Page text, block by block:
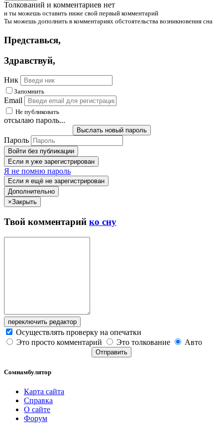
Толкований и комментариев нет
и ты можешь оставить ниже свой первый комментарий
Ты можешь дополнить в комментариях обстоятельства возникновения сна
Представься,
Здравствуй,
Ник
Запомнить
Email
Не публиковать
отсылаю пароль...
Выслать новый пароль
Пароль
Войти без публикации
Если я уже зарегистрирован
Я не помню пароль
Если я ещё не зарегистрирован
Дополнительно
×Закрыть
Твой комментарий ко сну
переключить редактор
Осуществлять проверку на опечатки
Это просто комментарий
Это толкование Авто
Отправить
Сомнамбулятор
Карта сайта
Справка
О сайте
Форум